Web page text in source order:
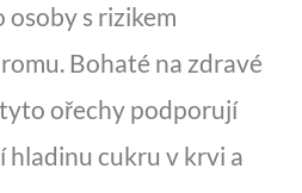
osoby s rizikem
Bohaté na zdravé
ořechy podporují
hladinu cukru v krvi a